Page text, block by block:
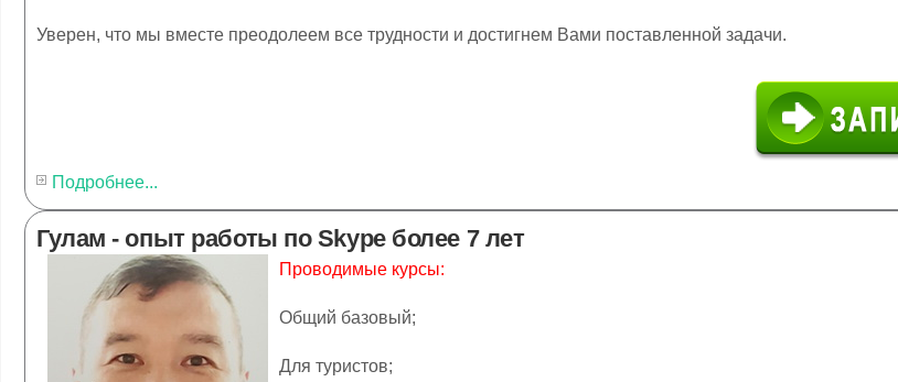
Уверен, что мы вместе преодолеем все трудности и достигнем Вами поставленной задачи.
Подробнее...
Гулам - опыт работы по Skype более 7 лет
Проводимые курсы:
Общий базовый;
Для туристов;